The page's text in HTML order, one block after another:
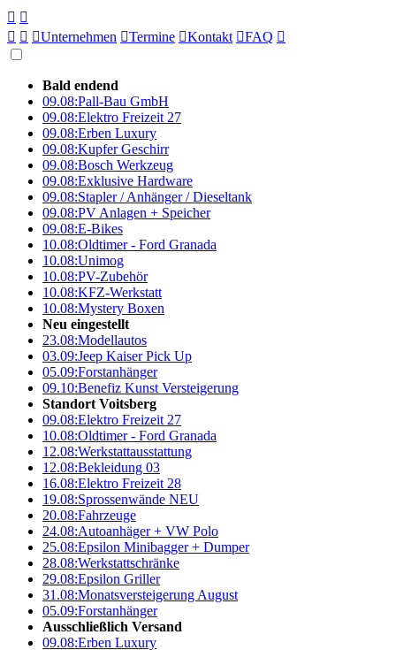
 
  Unternehmen Termine Kontakt FAQ 
Bald endend
09.08:Pall-Bau GmbH
09.08:Elektro Freizeit 27
09.08:Erben Luxury
09.08:Kupfer Geschirr
09.08:Bosch Werkzeug
09.08:Exklusive Hardware
09.08:Stapler / Anhänger / Dieseltank
09.08:PV Anlagen + Speicher
09.08:E-Bikes
10.08:Oldtimer - Ford Granada
10.08:Unimog
10.08:PV-Zubehör
10.08:KFZ-Werkstatt
10.08:Mystery Boxen
Neu eingestellt
23.08:Modellautos
03.09:Jeep Kaiser Pick Up
05.09:Forstanhänger
09.10:Benefiz Kunst Versteigerung
Standort Voitsberg
09.08:Elektro Freizeit 27
10.08:Oldtimer - Ford Granada
12.08:Werkstattausstattung
12.08:Bekleidung 03
16.08:Elektro Freizeit 28
19.08:Sprossenwände NEU
20.08:Fahrzeuge
24.08:Autoanhäger + VW Polo
25.08:Epsilon Minibagger + Dumper
28.08:Werkstattschränke
29.08:Epsilon Griller
31.08:Monatsversteigerung August
05.09:Forstanhänger
Ausschließlich Versand
09.08:Erben Luxury